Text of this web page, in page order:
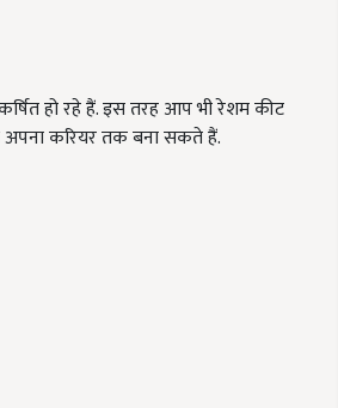
हो रहे हैं. इस तरह आप भी रेशम कीट
अपना करियर तक बना सकते हैं.